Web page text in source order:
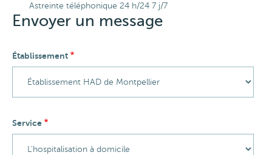
Astreinte téléphonique 24 h/24 7 j/7
Envoyer un message
Établissement
Service